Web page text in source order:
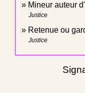
Mineur auteur
Justice
Retenue ou
Justice